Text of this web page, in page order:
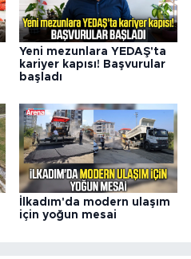
Yeni mezunlara YEDAŞ'ta
kariyer kapısı! Başvurular
başladı
İlkadım'da modern ulaşım
için yoğun mesai